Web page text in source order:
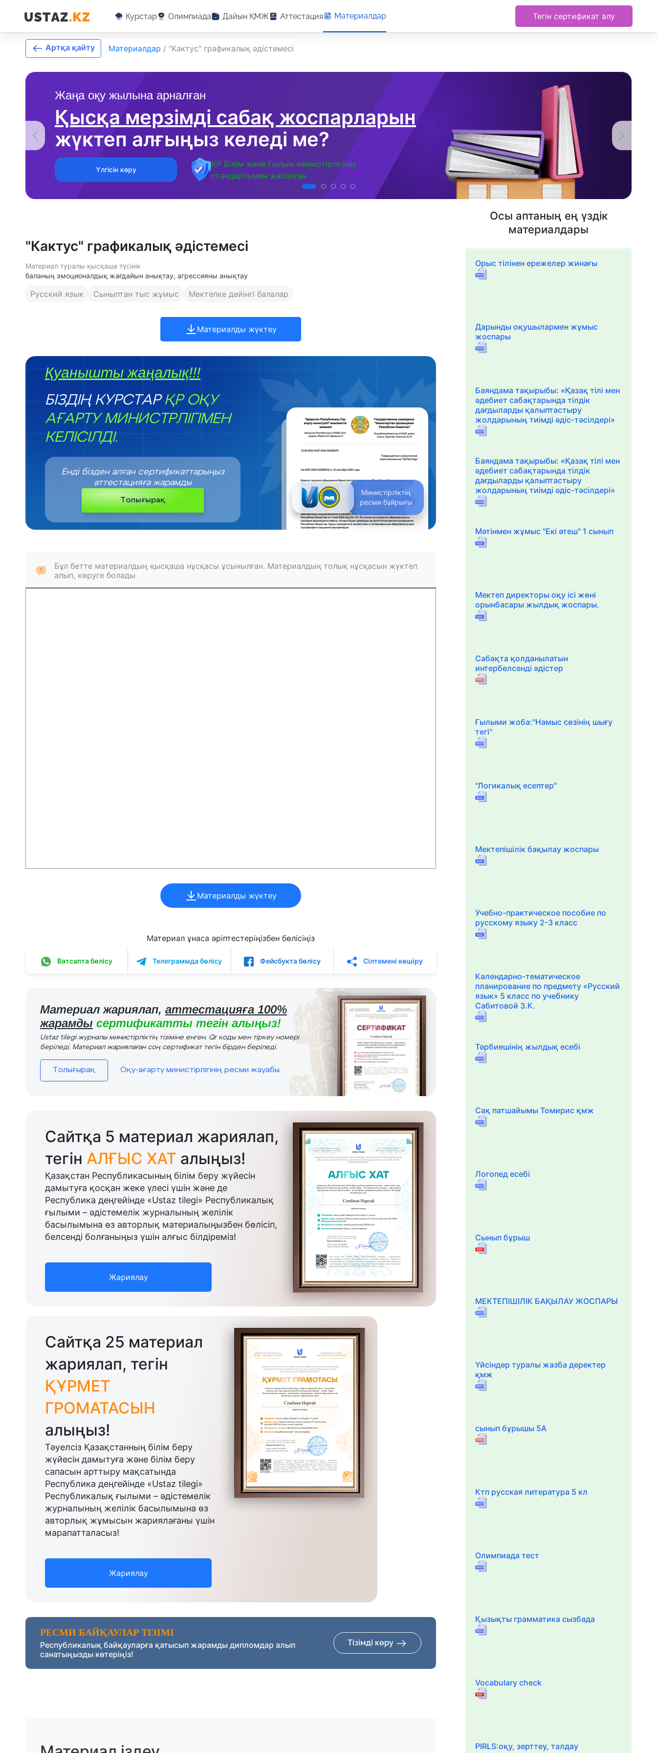
Курстар Олимпиада Дайын ҚМЖ Аттестация Материалдар Тегін сертификат алу
Жаңа оқу жылына арналған
Қысқа мерзімді сабақ жоспарларын
жүктеп алғыңыз келеді ме?
Үлгісін көру
ҚР Білім және Ғылым министірлігінің
стандартымен жасалған
Артқа қайту Материалдар / "Кактус" графикалық әдістемесі
"Кактус" графикалық әдістемесі
Материал туралы қысқаша түсінік
баланың эмоционалдық жағдайын анықтау, агрессияны анықтау
Русский язык Сыныптан тыс жұмыс Мектепке дейінгі балалар
Материалды жүктеу
Қуанышты жаңалық!!!
БІЗДІҢ КУРСТАР ҚР ОҚУ
АҒАРТУ МИНИСТРЛІГІМЕН
КЕЛІСІЛДІ.
Министірліктің
ресми бұйрығы
Енді бізден алған сертификаттарыңыз
аттестацияға жарамды
Толығырақ
Бұл бетте материалдың қысқаша нұсқасы ұсынылған. Материалдың толық нұсқасын жүктеп
алып, көруге болады
Материалды жүктеу
Материал ұнаса әріптестеріңізбен бөлісіңіз
Ватсапта бөлісу Телеграммда бөлісу Фейсбукта бөлісу Сілтемені көшіру
Материал жариялап, аттестацияға 100%
жарамды сертификатты тегін алыңыз!
Ustaz tilegi журналы министірліктің тізіміне енген. Qr коды мен тіркеу номері
беріледі. Материал жариялаған соң сертификат тегін бірден беріледі.
Толығырақ Оқу-ағарту министірлігінің ресми жауабы
Сайтқа 5 материал жариялап,
тегін АЛҒЫС ХАТ алыңыз!
Қазақстан Республикасының білім беру жүйесін
дамытуға қосқан жеке үлесі үшін және де
Республика деңгейінде «Ustaz tilegi» Республикалық
ғылыми – әдістемелік журналының желілік
басылымына өз авторлық материалыңызбен бөлісіп,
белсенді болғаныңыз үшін алғыс білдіреміз!
Жариялау
Сайтқа 25 материал
жариялап, тегін
ҚҰРМЕТ
ГРОМАТАСЫН
алыңыз!
Тәуелсіз Қазақстанның білім беру
жүйесін дамытуға және білім беру
сапасын арттыру мақсатында
Республика деңгейінде «Ustaz tilegi»
Республикалық ғылыми – әдістемелік
журналының желілік басылымына өз
авторлық жұмысын жариялағаны үшін
марапатталасыз!
Жариялау
РЕСМИ БАЙҚАУЛАР ТІЗІМІ
Республикалық байқауларға қатысып жарамды дипломдар алып
санатыңызды көтеріңіз!
Тізімді көру
Осы аптаның ең үздік
материалдары
Орыс тілінен ережелер жинағы
Дарынды оқушылармен жұмыс
жоспары
Баяндама тақырыбы: «Қазақ тілі мен
әдебиет сабақтарында тілдік
дағдыларды қалыптастыру
жолдарының тиімді әдіс-тәсілдері»
Баяндама тақырыбы: «Қазақ тілі мен
әдебиет сабақтарында тілдік
дағдыларды қалыптастыру
жолдарының тиімді әдіс-тәсілдері»
Мәтінмен жұмыс "Екі әтеш" 1 сынып
Мектеп директоры оқу ісі жөні
орынбасары жылдық жоспары.
Сабақта қолданылатын
интербелсенді әдістер
Ғылыми жоба:"Намыс сөзінің шығу
тегі"
"Логикалық есептер"
Мектепішілік бақылау жоспары
Учебно-практическое пособие по
русскому языку 2-3 класс
Календарно-тематическое
планирование по предмету «Русский
язык» 5 класс по учебнику
Сабитовой З.К.
Тәрбиешінің жылдық есебі
Сақ патшайымы Томирис қмж
Логопед есебі
Сынып бұрыш
МЕКТЕПІШІЛІК БАҚЫЛАУ ЖОСПАРЫ
Үйсіндер туралы жазба деректер
қмж
сынып бұрышы 5А
Ктп русская литература 5 кл
Олимпиада тест
Қызықты грамматика сызбада
Vocabulary check
PIRLS:оқу, зерттеу, талдау